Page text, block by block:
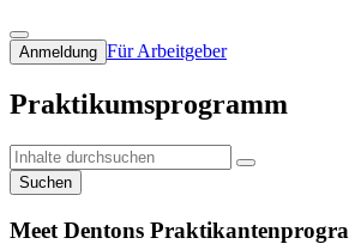
Anmeldung Für Arbeitgeber
Praktikumsprogramm
Suchen
Meet Dentons